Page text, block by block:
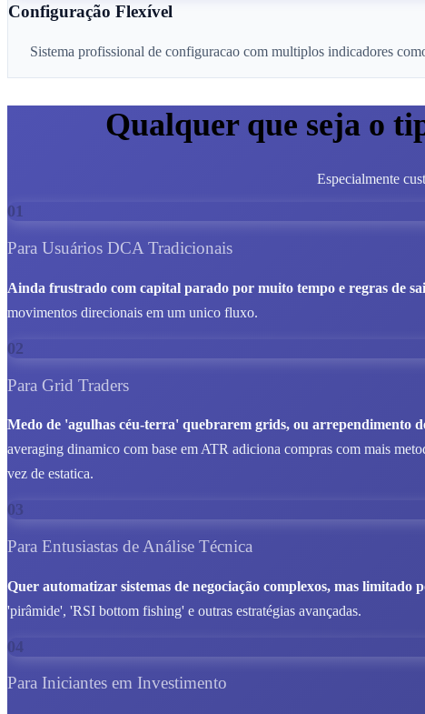
Configuração Flexível
Sistema profissional de configuracao com multiplos indicadores
Qualquer que seja o
Especialmente
01
Para Usuários DCA Tradicionais
Ainda frustrado com capital parado por muito tempo e regras de
movimentos direcionais em um unico fluxo.
02
Para Grid Traders
Medo de 'agulhas céu-terra' quebrarem grids, ou arrependimento
averaging dinamico com base em ATR adiciona compras com mais
vez de estatica.
03
Para Entusiastas de Análise Técnica
Quer automatizar sistemas de negociação complexos, mas limitado
'pirâmide', 'RSI bottom fishing' e outras estratégias avançadas.
04
Para Iniciantes em Investimento